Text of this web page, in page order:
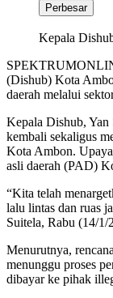
Perbesar
Kepala
(Dishub) Kota
daerah melalui
Kepala Dishub, Yan
kembali sekaligus
Kota Ambon.
asli daerah (PAD)
“Kita telah
lalu lintas dan ruas
Suitela, Rabu (14/1/
Menurutnya,
menunggu proses
dibayar ke pihak